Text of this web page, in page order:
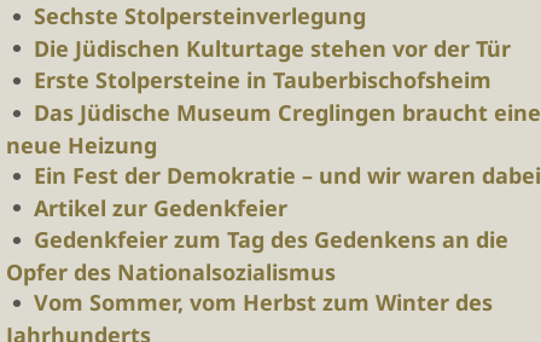
Sechste Stolpersteinverlegung
Die Jüdischen Kulturtage stehen vor der Tür
Erste Stolpersteine in Tauberbischofsheim
Das Jüdische Museum Creglingen braucht eine
neue Heizung
Ein Fest der Demokratie – und wir waren dabei
Artikel zur Gedenkfeier
Gedenkfeier zum Tag des Gedenkens an die
Opfer des Nationalsozialismus
Vom Sommer, vom Herbst zum Winter des
Jahrhunderts